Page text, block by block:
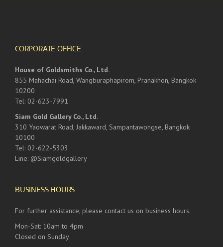
CORPORATE OFFICE
House of Goldsmiths Co., Ltd.
855 Mahachai Road, Wangburaphapirom, Pranakhon, Bangkok
10200
Tel: 02-623-7991
Siam Gold Gallery Co., Ltd.
310 Yaowarat Road, Jakkaward, Sampantawongse, Bangkok
10100
Tel: 02-622-5303
Line: @Siamgoldgallery
BUSINESS HOURS
For further assistance, please contact us on business hours.
Mon-Sat: 10am to 4pm
Closed on Sunday